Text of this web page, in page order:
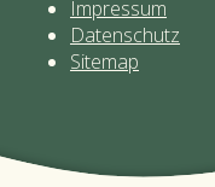
Impressum
Datenschutz
Sitemap